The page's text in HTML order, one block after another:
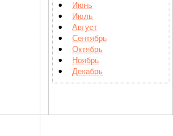
Июнь
Июль
Август
Сентябрь
Октябрь
Ноябрь
Декабрь